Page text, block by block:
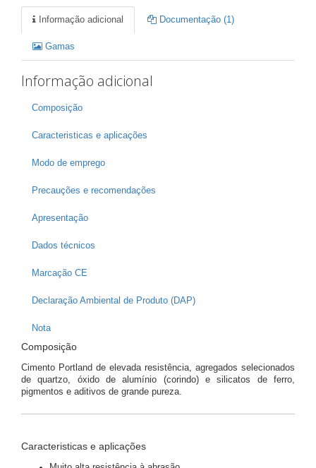
Informação adicional Documentação (1)
Gamas
Informação adicional
Composição
Caracteristicas e aplicações
Modo de emprego
Precauções e recomendações
Apresentação
Dados técnicos
Marcação CE
Declaração Ambiental de Produto (DAP)
Nota
Composição
Cimento Portland de elevada resistência, agregados selecionados
de quartzo, óxido de alumínio (corindo) e silicatos de ferro,
pigmentos e aditivos de grande pureza.
Caracteristicas e aplicações